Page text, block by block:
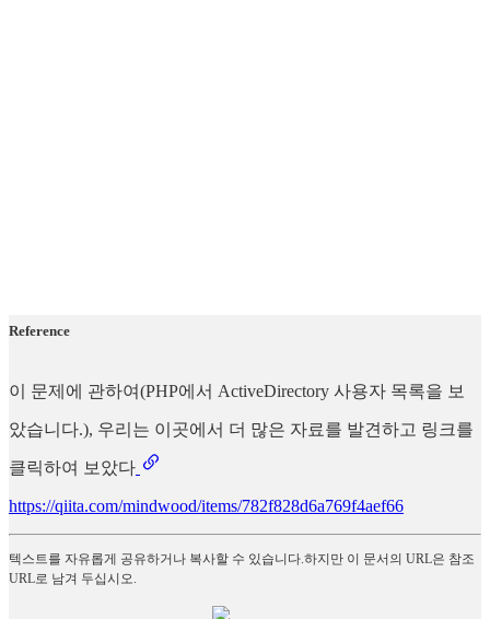
Reference
이 문제에 관하여(PHP에서 ActiveDirectory 사용자 목록을 보
았습니다.), 우리는 이곳에서 더 많은 자료를 발견하고 링크를
클릭하여 보았다
https://qiita.com/mindwood/items/782f828d6a769f4aef66
텍스트를 자유롭게 공유하거나 복사할 수 있습니다.하지만 이 문서의 URL은 참조
URL로 남겨 두십시오.